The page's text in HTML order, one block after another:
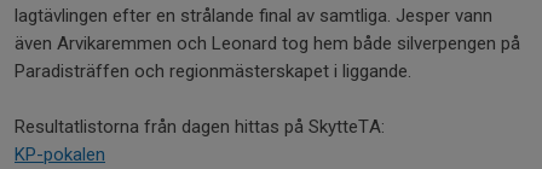
lagtävlingen efter en strålande final av samtliga. Jesper vann
även Arvikaremmen och Leonard tog hem både silverpengen på
Paradisträffen och regionmästerskapet i liggande.
Resultatlistorna från dagen hittas på SkytteTA:
KP-pokalen